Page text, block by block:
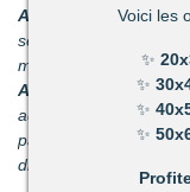
Améliore votre
sentiment d’avoir fait
mains.
Activité pour les
adaptés pour les petits
parfait pour s’amuser
diamant pour les
Voici les
✨
✨
✨
✨